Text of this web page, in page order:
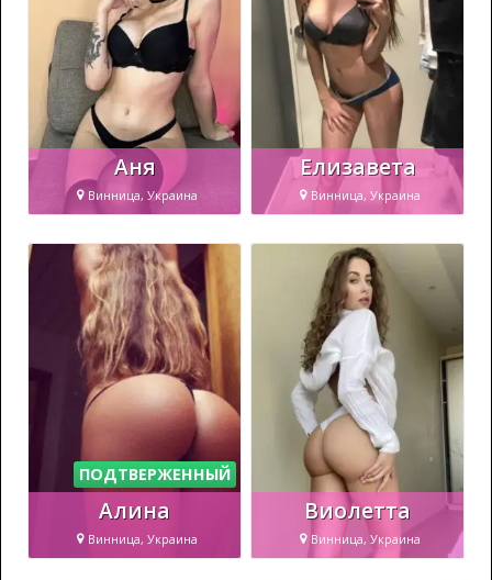
Аня
Винница, Украина
Елизавета
Винница, Украина
ПОДТВЕРЖЕННЫЙ
Алина
Винница, Украина
Виолетта
Винница, Украина